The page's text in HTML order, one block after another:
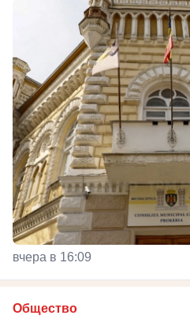
вчера в 16:09
Общество